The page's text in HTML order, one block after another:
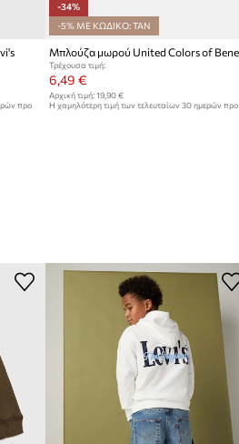
προ
-34%
-5% ΜΕ ΚΩΔΙΚΟ: TAN
Τρέχουσα τιμή:
6,49 €
Αρχική τιμή: 19,90 €
Η χαμηλότερη τιμή των τελευταίων 30 ημερών προ